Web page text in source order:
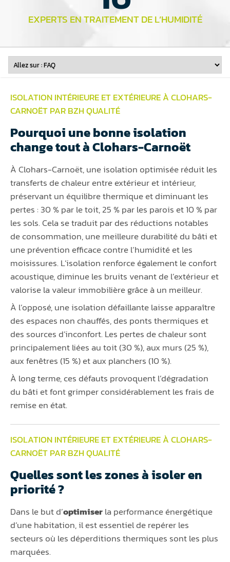
EXPERTS EN TRAITEMENT DE L’HUMIDITÉ
ISOLATION INTÉRIEURE ET EXTÉRIEURE À CLOHARS-
CARNOËT PAR BZH QUALITÉ
Pourquoi une bonne isolation
change tout à Clohars-Carnoët
À Clohars-Carnoët, une isolation optimisée réduit les
transferts de chaleur entre extérieur et intérieur,
préservant un équilibre thermique et diminuant les
pertes : 30 % par le toit, 25 % par les parois et 10 % par
les sols. Cela se traduit par des réductions notables
de consommation, une meilleure durabilité du bâti et
une prévention efficace contre l’humidité et les
moisissures. L’isolation renforce également le confort
acoustique, diminue les bruits venant de l’extérieur et
valorise la valeur immobilière grâce à un meilleur.
À l’opposé, une isolation défaillante laisse apparaître
des espaces non chauffés, des ponts thermiques et
des sources d’inconfort. Les pertes de chaleur sont
principalement liées au toit (30 %), aux murs (25 %),
aux fenêtres (15 %) et aux planchers (10 %).
À long terme, ces défauts provoquent l’dégradation
du bâti et font grimper considérablement les frais de
remise en état.
ISOLATION INTÉRIEURE ET EXTÉRIEURE À CLOHARS-
CARNOËT PAR BZH QUALITÉ
Quelles sont les zones à isoler en
priorité ?
Dans le but d’optimiserla performance énergétique
d’une habitation, il est essentiel de repérer les
secteurs où les déperditions thermiques sont les plus
marquées.